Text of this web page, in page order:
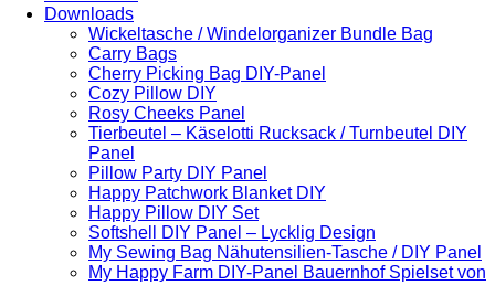
Downloads
Wickeltasche / Windelorganizer Bundle Bag
Carry Bags
Cherry Picking Bag DIY-Panel
Cozy Pillow DIY
Rosy Cheeks Panel
Tierbeutel – Käselotti Rucksack / Turnbeutel DIY
Panel
Pillow Party DIY Panel
Happy Patchwork Blanket DIY
Happy Pillow DIY Set
Softshell DIY Panel – Lycklig Design
My Sewing Bag Nähutensilien-Tasche / DIY Panel
My Happy Farm DIY-Panel Bauernhof Spielset von